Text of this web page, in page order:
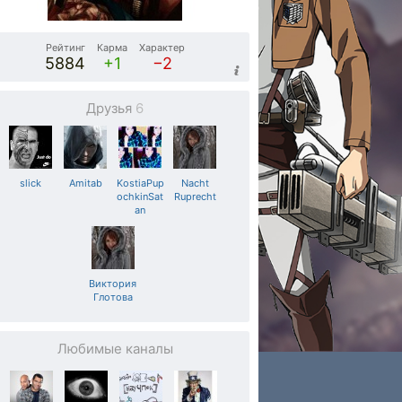
Рейтинг
5884
Карма
+1
Характер
−2
Друзья 6
slick Amitab
KostiaPup
ochkinSat
an
Nacht
Ruprecht
Виктория
Глотова
Любимые каналы